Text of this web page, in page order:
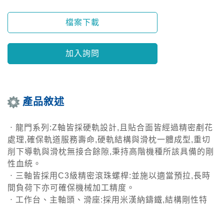
檔案下載
加入詢問
產品敘述
ㆍ龍門系列:Z軸皆採硬軌設計,且貼合面皆經過精密剷花
處理,確保軌道服務壽命,硬軌結構與滑枕一體成型,重切
削下導軌與滑枕無接合餘隙,秉持高階機種所該具備的剛
性血統。
ㆍ三軸皆採用C3級精密滾珠螺桿:並施以適當預拉,長時
間負荷下亦可確保機械加工精度。
ㆍ工作台、主軸頭、滑座:採用米漢納鑄鐵,結構剛性特